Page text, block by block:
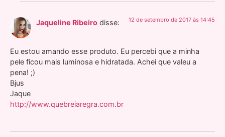
Jaqueline Ribeiro disse: 12 de setembro de 2017 às 14:45
Eu estou amando esse produto. Eu percebi que a minha
pele ficou mais luminosa e hidratada. Achei que valeu a
pena! ;)
Bjus
Jaque
http://www.quebreiaregra.com.br